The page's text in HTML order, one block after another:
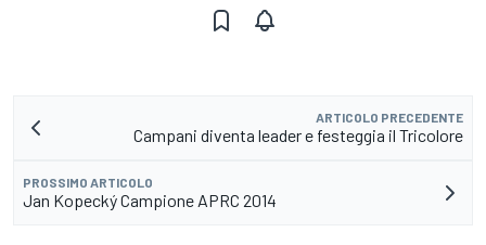
ARTICOLO PRECEDENTE
Campani diventa leader e festeggia il Tricolore
PROSSIMO ARTICOLO
Jan Kopecký Campione APRC 2014